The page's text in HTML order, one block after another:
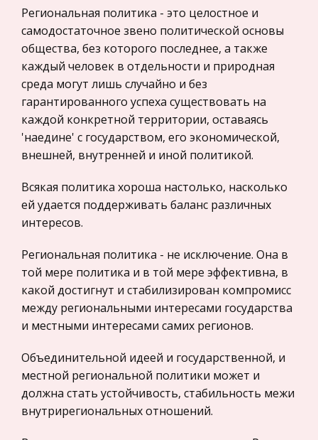
История отечественного государства и
права
Микроэкономика, экономика предприятия,
предпринимательство
Нероссийское законодательство
Международные экономические и валютно-
кредитные отношения
Политология, Политистория
Биржевое дело
Радиоэлектроника
Пищевые продукты
Конституционное (государственное) право
зарубежных стран
Государственное регулирование, Таможня,
Транспорт
Жилищное право
Гражданское право
существенно различаются по своим целям : закл
Доклад о посещение Государственного
Исторического Музея
Археолог граф А.С. Уваров (1825-1884) — один из
основателей музея и первый директор. Именно
он способствовал утверждению статуса
Исторического музея как научного учреждения.
Знаменитый историк И.Е.
Природные факторы юга Дальнего Востока и
здоровье человека
Данное пособие предназначено для студентов
содержит региональный материал по экологии
человека. Даны сведения об особенностях
адаптации человека к действию при
Экология моря на примере Таганрогского
Важность сохранения его в чистом виде
очевидна. Каждый из нас понимает, что наше
море является источником как материального,
Региональная политика - это целостное и
самодостаточное звено политической основы
общества, без которого последнее, а также
каждый человек в отдельности и природная
среда могут лишь случайно и без
гарантированного успеха существовать на
каждой конкретной территории, оставаясь
'наедине' с государством, его экономической,
внешней, внутренней и иной политикой.
Всякая политика хороша настолько, насколько
ей удается поддерживать баланс различных
интересов.
Региональная политика - не исключение. Она в
той мере политика и в той мере эффективна, в
какой достигнут и стабилизирован компромисс
между региональными интересами государства
и местными интересами самих регионов.
Объединительной идеей и государственной, и
местной региональной политики может и
должна стать устойчивость, стабильность межи
внутрирегиональных отношений.